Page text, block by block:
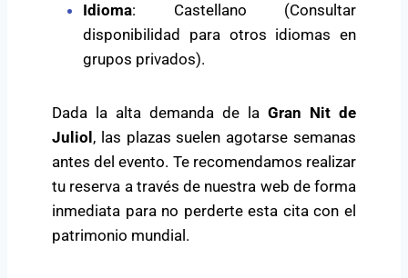
Idioma: Castellano (Consultar
disponibilidad para otros idiomas en
grupos privados).
Dada la alta demanda de la Gran Nit de
Juliol , las plazas suelen agotarse semanas
antes del evento. Te recomendamos realizar
tu reserva a través de nuestra web de forma
inmediata para no perderte esta cita con el
patrimonio mundial.